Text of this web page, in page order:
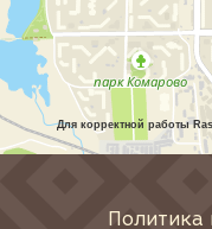
Для корректной работы
Политика